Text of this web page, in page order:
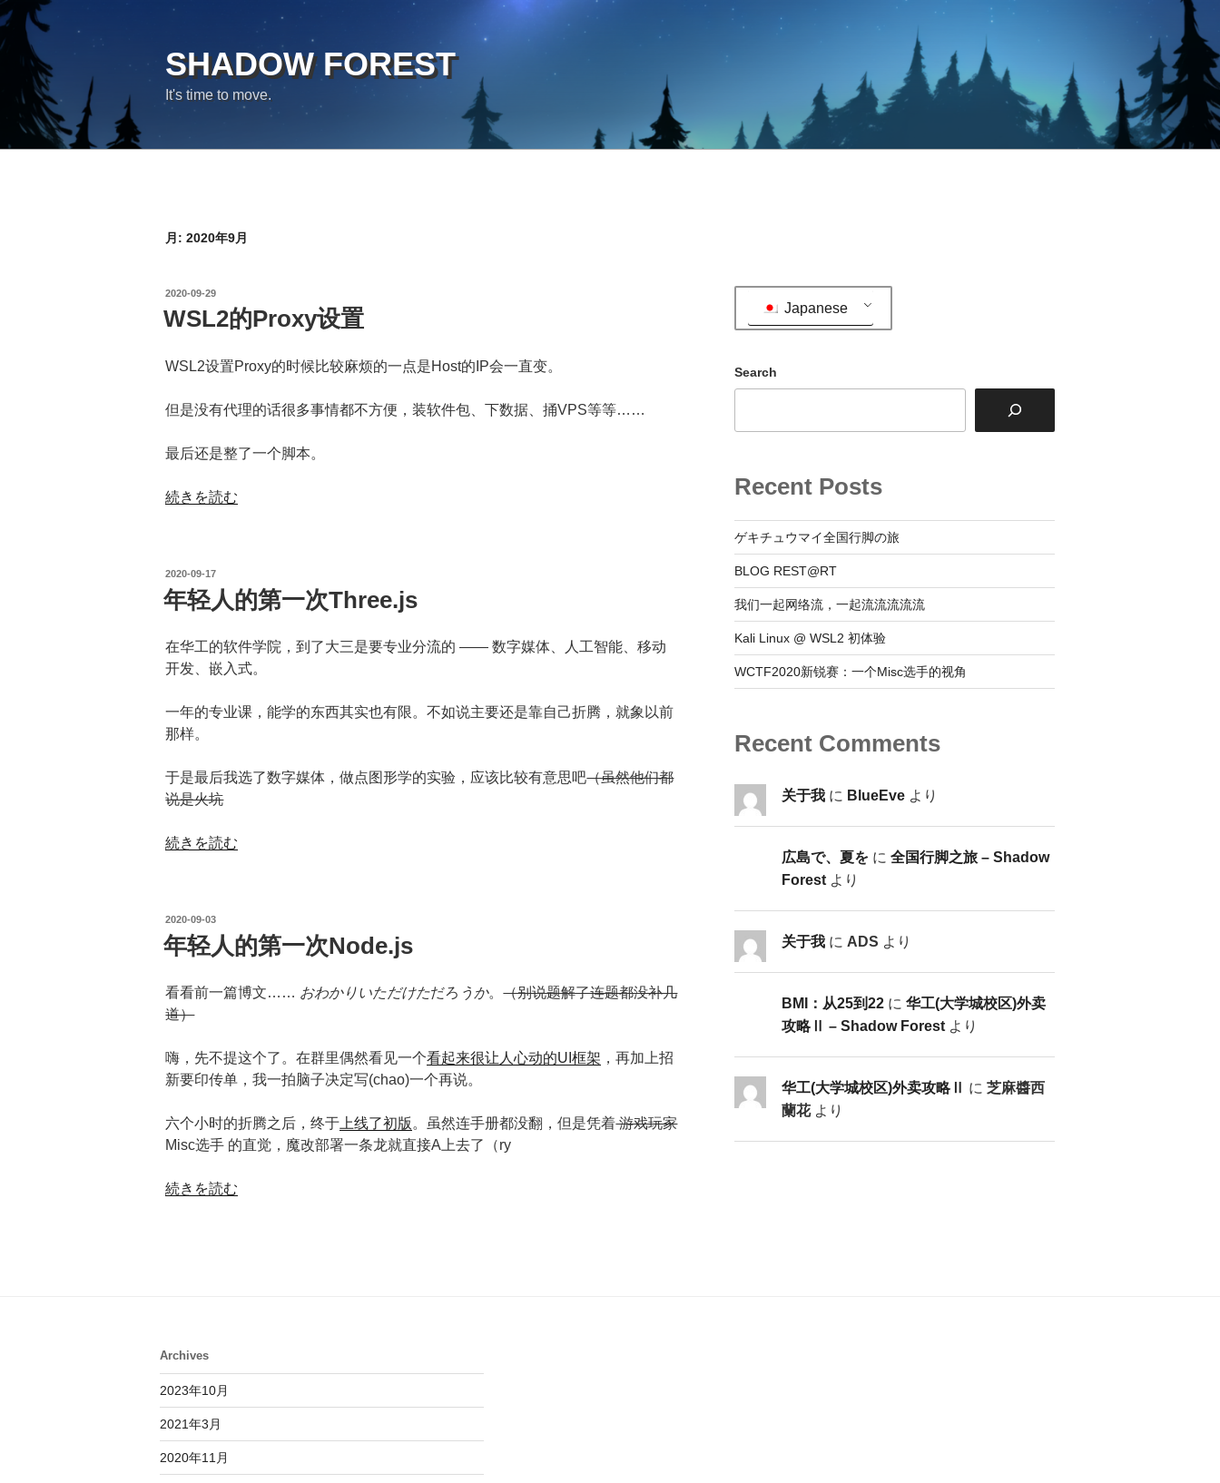
コ
ン
テ
SHADOW FOREST
It's time to move.
月:2020年9月
投
日:
2020-09-29
WSL2的Proxy设置
WSL2设置Proxy的时候比较麻烦的一点是Host的IP会一直变。
但是没有代理的话很多事情都不方便，装软件包、下数据、捅VPS等等……
最后还是整了一个脚本。
“WSL2
の
続きを読む
投
稿
日:
2020-09-17
年轻人的第一次Three.js
在华工的软件学院，到了大三是要专业分流的 —— 数字媒体、人工智能、移动
开发、嵌入式。
一年的专业课，能学的东西其实也有限。不如说主要还是靠自己折腾，就象以前
那样。
于是最后我选了数字媒体，做点图形学的实验，应该比较有意思吧（虽然他们都
说是火坑
“年
一
Three.js”
の
続きを読む
投
稿
日:
2020-09-03
年轻人的第一次Node.js
看看前一篇博文…… おわかりいただけただろ うか。（别说题解了连题都没补几
道）
嗨，先不提这个了。在群里偶然看见一个看起来很让人心动的UI框架 ，再加上招
新要印传单，我一拍脑子决定写(chao)一个再说。
六个小时的折腾之后，终于 上线了初版 。虽然连手册都没翻，但是凭着游戏玩家
Misc选手 的直觉，魔改部署一条龙就直接A上去了（ry
“年
の
続きを読む
Japanese
Search
Recent Posts
ゲキチュウマイ全国行脚の旅
BLOG REST@RT
我们一起网络流，一起流流流流流
Kali Linux @ WSL2 初体验
WCTF2020新锐赛：一个Misc选手的视角
Recent Comments
关于我 に BlueEve より
広島で、夏を に全国行脚之旅 – Shadow
Forest より
关于我 に ADS より
BMI：从25到22 に华工(大学城校区)外卖
攻略Ⅱ – Shadow Forest より
华工(大学城校区)外卖攻略Ⅱ に芝麻醬西
蘭花より
Archives
2023年10月
2021年3月
2020年11月